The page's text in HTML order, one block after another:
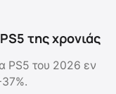
της χρονιάς
PS5 του 2026 εν